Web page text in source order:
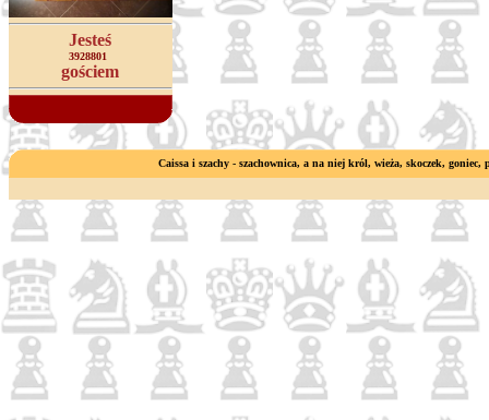
Jesteś
3928801
gościem
Caissa i szachy - szachownica, a na niej król, wieża, skoczek,